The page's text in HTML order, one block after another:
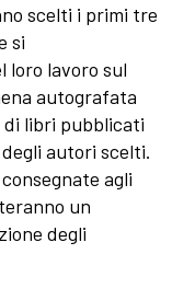
scelti i primi tre
si
loro lavoro sul
autografata
di libri pubblicati
autori scelti.
agli
un
degli